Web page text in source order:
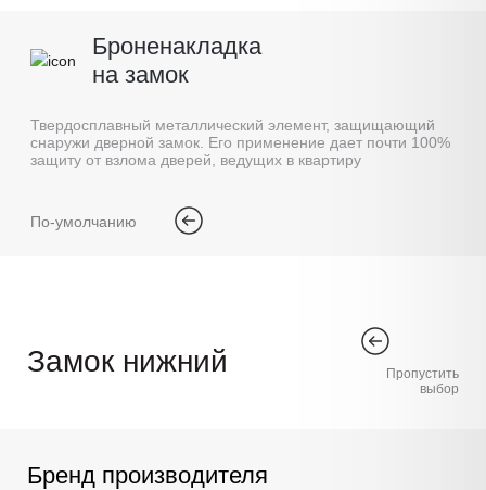
Броненакладка
на замок
Твердосплавный металлический элемент, защищающий
снаружи дверной замок. Его применение дает почти 100%
защиту от взлома дверей, ведущих в квартиру
По-умолчанию
Замок нижний
Пропустить
выбор
Бренд производителя